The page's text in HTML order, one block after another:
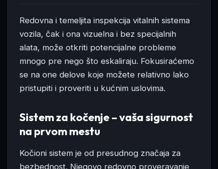
Redovna i temeljita inspekcija vitalnih sistema
vozila, čak i ona vizuelna i bez specijalnih
alata, može otkriti potencijalne probleme
mnogo pre nego što eskaliraju. Fokusiraćemo
se na one delove koje možete relativno lako
pristupiti i proveriti u kućnim uslovima.
Sistem za kočenje – vaša sigurnost
na prvom mestu
Kočioni sistem je od presudnog značaja za
bezbednost. Njegovo redovno proveravanje